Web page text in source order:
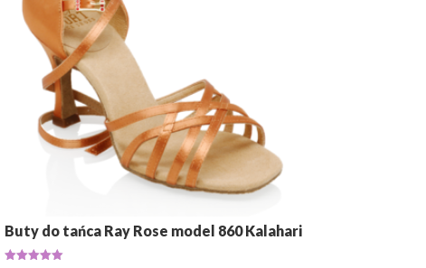
Buty do tańca Ray Rose model 860 Kalahari